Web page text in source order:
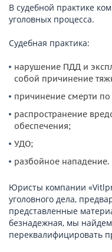
В судебной практике
уголовных процесса.
Судебная практика:
нарушение ПДД и
собой причинение
причинение смерти
распространение
обеспечения;
УДО;
разбойное нападение.
Юристы компании
уголовного дела,
представленные
безнадежная, мы
переквалифицировать